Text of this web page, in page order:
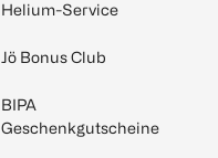
Helium-Service
Jö Bonus Club
BIPA
Geschenkgutscheine